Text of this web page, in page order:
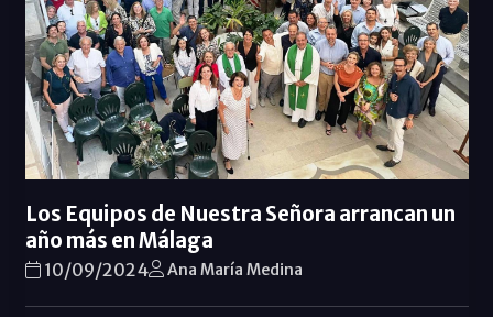
Los Equipos de Nuestra Señora arrancan un
año más en Málaga
10/09/2024 Ana María Medina